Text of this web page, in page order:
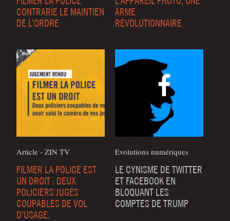
CONTRARIE LE MAINTIEN
DE L’ORDRE
ARME
RÉVOLUTIONNAIRE
Article - ZIN TV
FILMER LA POLICE EST
UN DROIT : DEUX
POLICIERS JUGÉS
COUPABLES DE VOL
D’USAGE.
Evolutions numériques
LE CYNISME DE TWITTER
ET FACEBOOK EN
BLOQUANT LES
COMPTES DE TRUMP